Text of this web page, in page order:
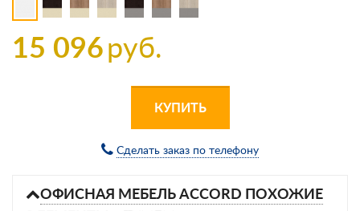
15 096руб.
КУПИТЬ
Сделать заказ по телефону
ОФИСНАЯ МЕБЕЛЬ ACCORD ПОХОЖИЕ